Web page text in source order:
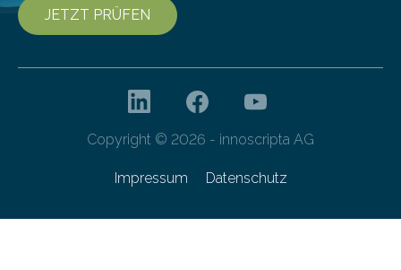
JETZT PRÜFEN
Copyright © 2026 - innoscripta AG
Impressum Datenschutz